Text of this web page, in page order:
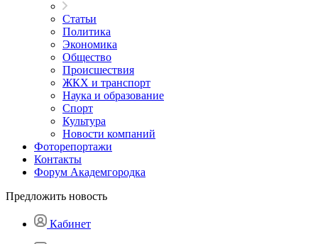
Статьи
Политика
Экономика
Общество
Происшествия
ЖКХ и транспорт
Наука и образование
Спорт
Культура
Новости компаний
Фоторепортажи
Контакты
Форум Академгородка
Предложить новость
Кабинет